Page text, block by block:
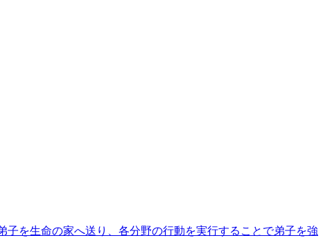
を生命の家へ送り、各分野の行動を実行することで弟子を強